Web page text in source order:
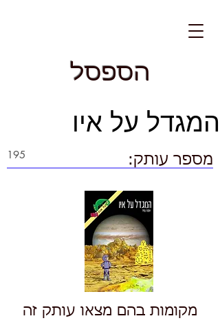
הספסל
מקומות בהם מצאו עותק זה
מספר עותק:
המגדל על איו